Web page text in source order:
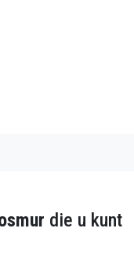
die u kunt